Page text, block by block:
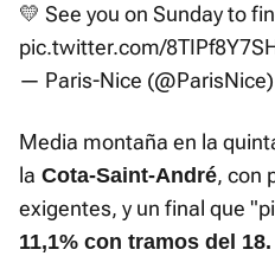
💛 See you on Sunday to
pic.twitter.com/
— Paris-Nice (@ParisNice)
Media montaña en la
la Cota-Saint-André, con
exigentes, y un final que
11,1% con tramos del 18.